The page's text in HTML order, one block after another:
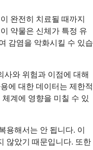
완전히 치료될 때까지
약물은 신체가 특정 유
감염을 악화시킬 수 있습
사와 위험과 이점에 대해
에 대한 데이터는 제한적
계에 영향을 미칠 수 있
용해서는 안 됩니다. 이
않았기 때문입니다. 또한